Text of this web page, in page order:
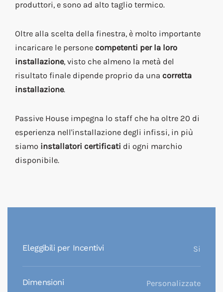
produttori, e sono ad alto taglio termico.
Oltre alla scelta della finestra, è molto importante
incaricare le persone competenti per la loro
installazione, visto che almeno la metà del
risultato finale dipende proprio da una corretta
installazione.
Passive House impegna lo staff che ha oltre 20 di
esperienza nell'installazione degli infissi, in più
siamo installatori certificati di ogni marchio
disponibile.
Eleggibili per Incentivi Si
Dimensioni Personalizzate